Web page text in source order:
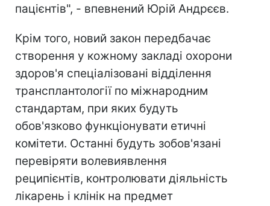
пацієнтів", - впевнений Юрій Андрєєв.
Крім того, новий закон передбачає
створення у кожному закладі охорони
здоров'я спеціалізовані відділення
трансплантології по міжнародним
стандартам, при яких будуть
обов'язково функціонувати етичні
комітети. Останні будуть зобов'язані
перевіряти волевиявлення
реципієнтів, контролювати діяльність
лікарень і клінік на предмет